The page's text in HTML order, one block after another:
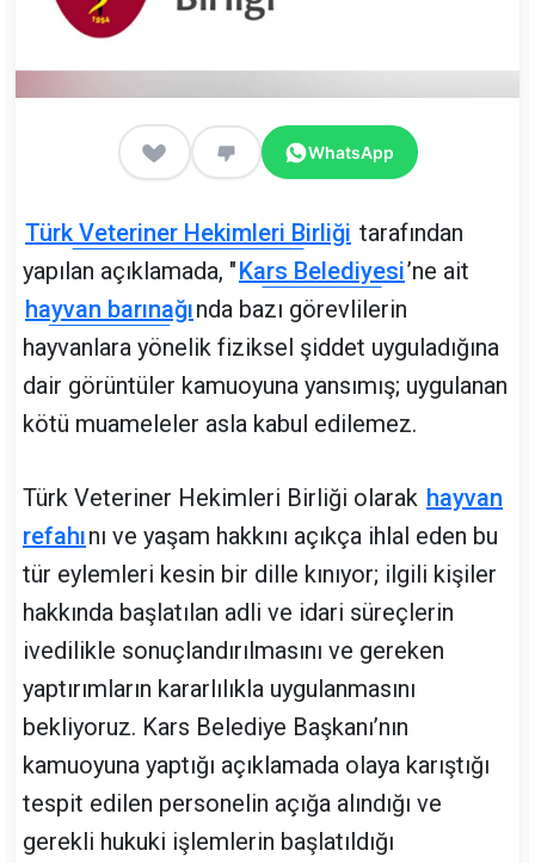
WhatsApp
Türk Veteriner Hekimleri Birliği tarafından
yapılan açıklamada, "Kars Belediyesi’ne ait
hayvan barınağında bazı görevlilerin
hayvanlara yönelik fiziksel şiddet uyguladığına
dair görüntüler kamuoyuna yansımış; uygulanan
kötü muameleler asla kabul edilemez.
Türk Veteriner Hekimleri Birliği olarak hayvan
refahını ve yaşam hakkını açıkça ihlal eden bu
tür eylemleri kesin bir dille kınıyor; ilgili kişiler
hakkında başlatılan adli ve idari süreçlerin
ivedilikle sonuçlandırılmasını ve gereken
yaptırımların kararlılıkla uygulanmasını
bekliyoruz. Kars Belediye Başkanı’nın
kamuoyuna yaptığı açıklamada olaya karıştığı
tespit edilen personelin açığa alındığı ve
gerekli hukuki işlemlerin başlatıldığı